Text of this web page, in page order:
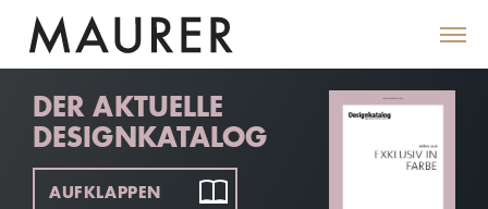
DER AKTUELLE
DESIGNKATALOG
AUFKLAPPEN